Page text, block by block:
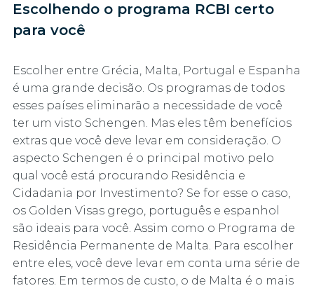
Escolhendo o programa RCBI certo
para você
Escolher entre Grécia, Malta, Portugal e Espanha
é uma grande decisão. Os programas de todos
esses países eliminarão a necessidade de você
ter um visto Schengen. Mas eles têm benefícios
extras que você deve levar em consideração. O
aspecto Schengen é o principal motivo pelo
qual você está procurando Residência e
Cidadania por Investimento? Se for esse o caso,
os Golden Visas grego, português e espanhol
são ideais para você. Assim como o Programa de
Residência Permanente de Malta. Para escolher
entre eles, você deve levar em conta uma série de
fatores. Em termos de custo, o de Malta é o mais